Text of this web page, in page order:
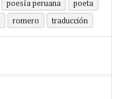
poesía peruana
poeta
romero traducción